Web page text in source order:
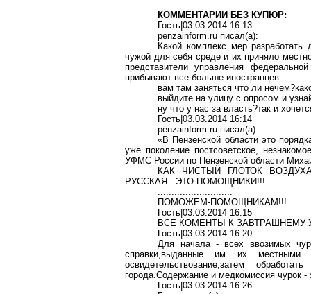
КОММЕНТАРИИ БЕЗ КУПЮР:
Гость|03.03.2014 16:13
penzainform.ru писал(a):
Какой комплекс мер
чужой для себя среде и их приняло
представители управления
прибывают все больше иностранцев.
вам там заняться что ли
выйдите на улицу с опросом и
ну что у нас завласть?так и
Гость |03.03.2014 16:14
penzainform.ru писал(a):
«В Пензенской области это
уже поколение постсоветское,
УФМС России по Пензенской области
КАК ЧИСТЫЙ ГЛОТОК
РУССКАЯ - ЭТО ПОМОЩНИКИ!!!
...........................
ПОМОЖЕМ-ПОМОЩНИКАМ!!!
Гость|03.03.2014 16:15
ВСЕ КОМЕНТЫ К ЗАВТРАШНЕМУ
Гость|03.03.2014 16:20
Для начала - всех ввозимых
справки,выданные им их местными
освидетельствование,затем
города.Содержание и медкомиссия чурок -
Гость|03.03.2014 16:26